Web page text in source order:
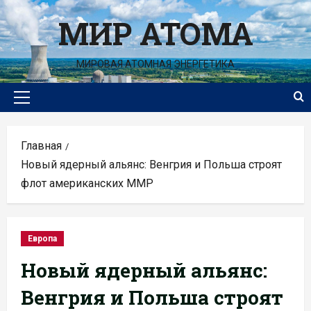
Перейти
к
содержимомуМИР АТОМА
МИРОВАЯ АТОМНАЯ ЭНЕРГЕТИКА
Основное
Главная
Новый ядерный альянс: Венгрия и Польша строят
флот американских ММР
Европа
Новый ядерный альянс:
Венгрия и Польша строят